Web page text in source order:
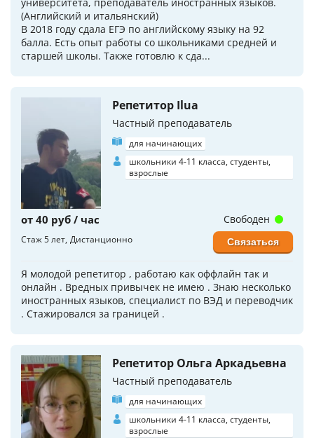
(Английский и итальянский)
В 2018 году сдала ЕГЭ по английскому языку на 92
балла. Есть опыт работы со школьниками средней и
старшей школы. Также готовлю к сда...
Репетитор Ilua
Частный преподаватель
для начинающих
школьники 4-11 класса, студенты,
взрослые
от 40 руб / час
Стаж 5 лет Дистанционно
Я молодой репетитор , работаю как оффлайн так и
онлайн . Вредных привычек не имею . Знаю несколько
иностранных языков, специалист по ВЭД и переводчик
. Стажировался за границей .
Свободен
Связаться
Репетитор Ольга Аркадьевна
Частный преподаватель
для начинающих
школьники 4-11 класса, студенты,
взрослые